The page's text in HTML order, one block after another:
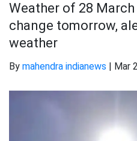
Weather of 28
change tomorrow,
weather
By mahendra indianews | Mar